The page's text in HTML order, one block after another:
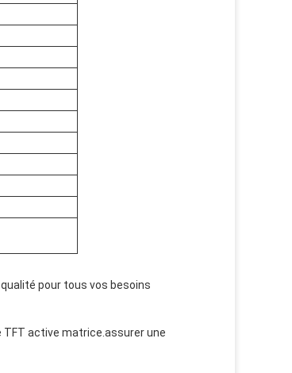
pour tous vos besoins
TFT active matrice.assurer une